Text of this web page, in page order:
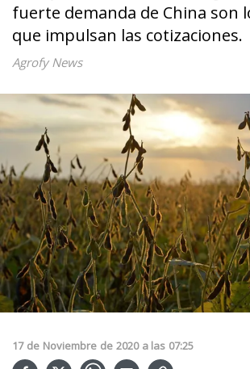
fuerte demanda de China son
que impulsan las cotizaciones.
Agrofy News
17 de Noviembre de 2020 a las 07:25